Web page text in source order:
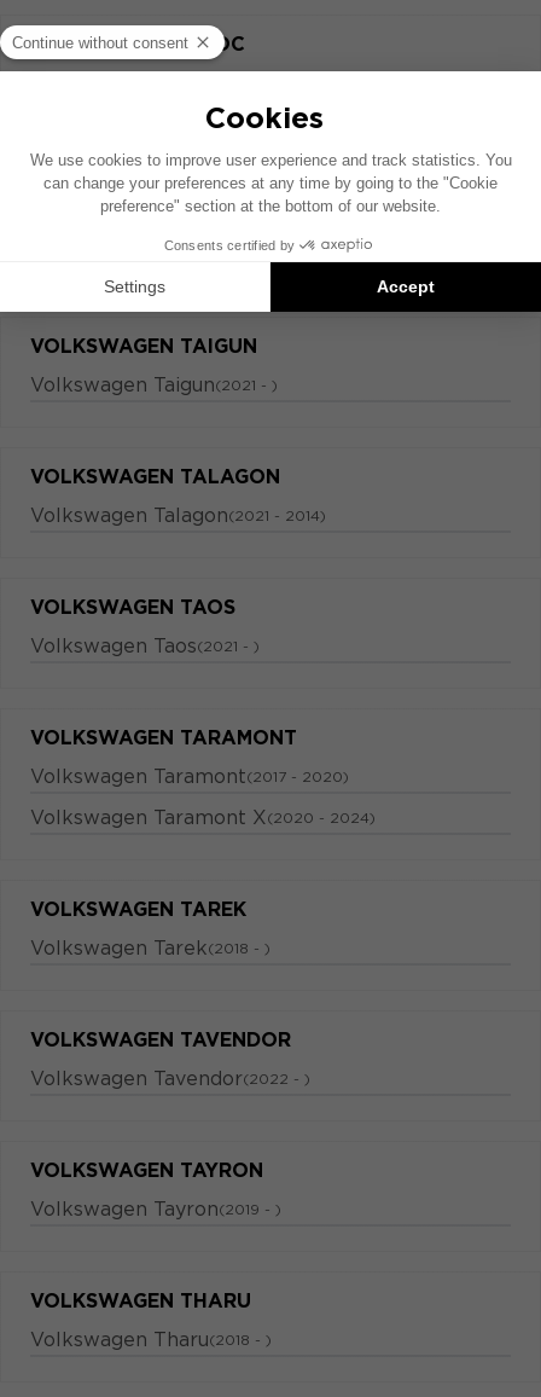
VOLKSWAGEN T-ROC
Volkswagen T-roc Cabriolet(2020 - )
VOLKSWAGEN TACQUA
Volkswagen Tacqua(2019 - )
VOLKSWAGEN TAIGUN
Volkswagen Taigun(2021 - )
VOLKSWAGEN TALAGON
Volkswagen Talagon(2021 - 2014)
VOLKSWAGEN TAOS
Volkswagen Taos(2021 - )
VOLKSWAGEN TARAMONT
Volkswagen Taramont(2017 - 2020)
Volkswagen Taramont X(2020 - 2024)
VOLKSWAGEN TAREK
Volkswagen Tarek(2018 - )
VOLKSWAGEN TAVENDOR
Volkswagen Tavendor(2022 - )
VOLKSWAGEN TAYRON
Volkswagen Tayron(2019 - )
VOLKSWAGEN THARU
Volkswagen Tharu(2018 - )